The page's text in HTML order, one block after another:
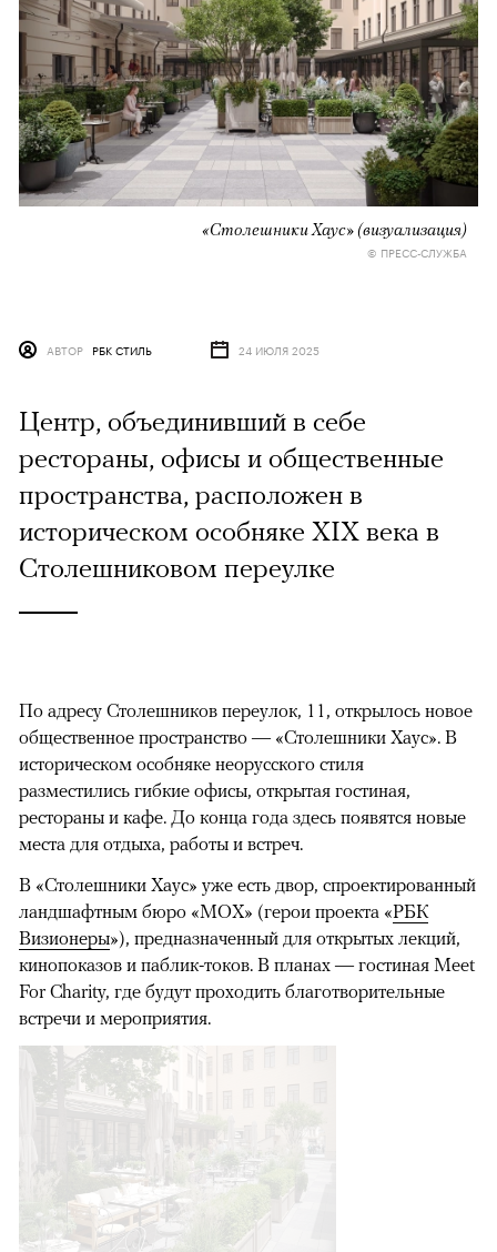
«Столешники Хаус» (визуализация)
© ПРЕСС-СЛУЖБА
АВТОР РБК СТИЛЬ 24 ИЮЛЯ 2025
Центр, объединивший в себе
рестораны, офисы и общественные
пространства, расположен в
историческом особняке XIX века в
Столешниковом переулке
По адресу Столешников переулок, 11, открылось новое
общественное пространство — «Столешники Хаус». В
историческом особняке неорусского стиля
разместились гибкие офисы, открытая гостиная,
рестораны и кафе. До конца года здесь появятся новые
места для отдыха, работы и встреч.
В «Столешники Хаус» уже есть двор, спроектированный
ландшафтным бюро «МОХ» (герои проекта «РБК
Визионеры»), предназначенный для открытых лекций,
кинопоказов и паблик-токов. В планах — гостиная Meet
For Charity, где будут проходить благотворительные
встречи и мероприятия.